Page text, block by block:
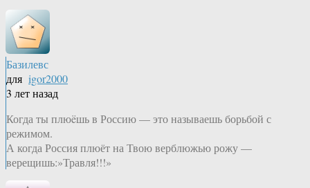
Базилевс
для igor2000
3 лет назад
Когда ты плюëшь в Россию — это называешь борьбой с
режимом.
А когда Россия плюёт на Твою верблюжью рожу —
верещишь:»Травля!!!»